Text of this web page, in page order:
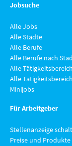
Jobsuche
Alle Jobs
Alle Städte
Alle Berufe
Alle Berufe nach
Alle
Alle
Minijobs
Für Arbeitgeber
Stellenanzeige
Preise und Produkte